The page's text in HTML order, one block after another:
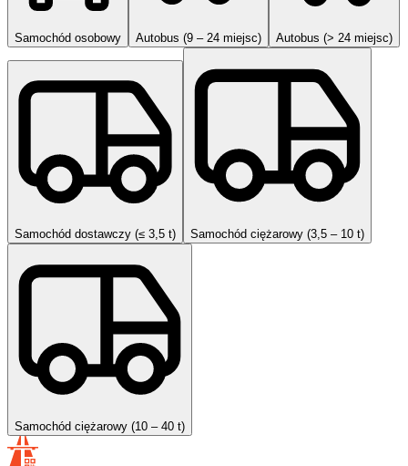
Samochód osobowy Autobus (9 – 24 miejsc) Autobus (> 24 miejsc)
Samochód dostawczy (≤ 3,5 t) Samochód ciężarowy (3,5 – 10 t)
Samochód ciężarowy (10 – 40 t)